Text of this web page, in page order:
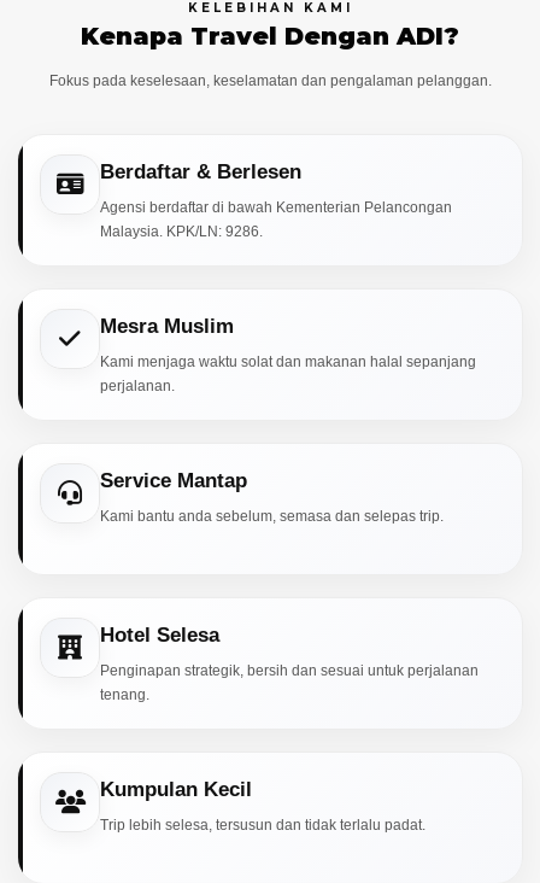
KELEBIHAN KAMI
Kenapa Travel Dengan ADI?
Fokus pada keselesaan, keselamatan dan pengalaman pelanggan.
Berdaftar & Berlesen
Agensi berdaftar di bawah Kementerian Pelancongan
Malaysia. KPK/LN: 9286.
Mesra Muslim
Kami menjaga waktu solat dan makanan halal sepanjang
perjalanan.
Service Mantap
Kami bantu anda sebelum, semasa dan selepas trip.
Hotel Selesa
Penginapan strategik, bersih dan sesuai untuk perjalanan
tenang.
Kumpulan Kecil
Trip lebih selesa, tersusun dan tidak terlalu padat.